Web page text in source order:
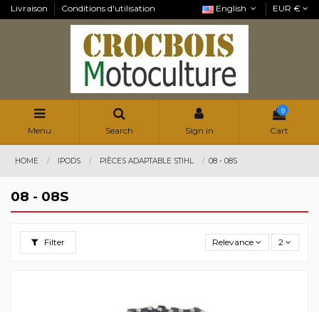
Livraison Conditions d'utilisation English EUR €
Menu Search Sign in
0
Cart
HOME IPODS PIÈCES ADAPTABLE STIHL 08 - 08S
08 - 08S
Filter Relevance 2